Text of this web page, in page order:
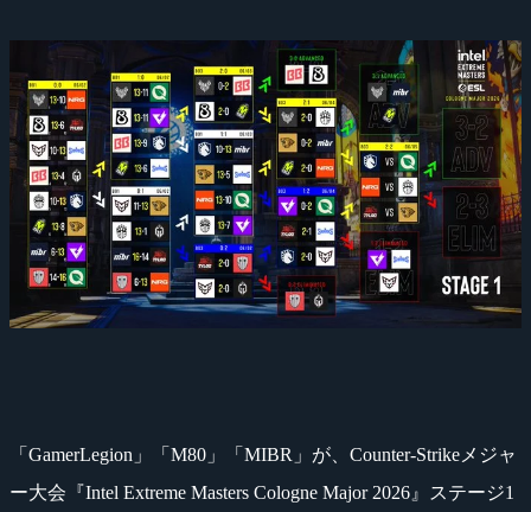
「GamerLegion」「M80」「MIBR」が、Counter-Strikeメジャ
ー大会『Intel Extreme Masters Cologne Major 2026』ステージ1